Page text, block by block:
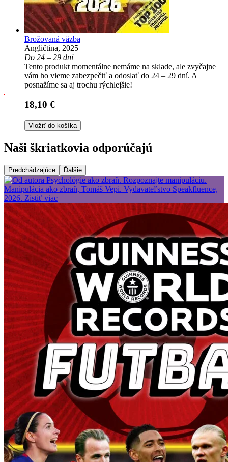
Brožovaná väzba
Angličtina, 2025
Do 24 – 29 dní
Tento produkt momentálne nemáme na sklade, ale zvyčajne
vám ho vieme zabezpečiť a odoslať do 24 – 29 dní. A
posnažíme sa aj trochu rýchlejšie!
18,10 €
Vložiť do košíka
Naši škriatkovia odporúčajú
Predchádzajúce Ďalšie